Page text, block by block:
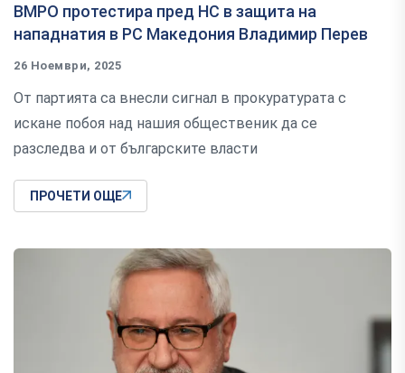
ВМРО протестира пред НС в защита на
нападнатия в РС Македония Владимир Перев
26 Ноември, 2025
От партията са внесли сигнал в прокуратурата с
искане побоя над нашия общественик да се
разследва и от българските власти
ПРОЧЕТИ ОЩЕ